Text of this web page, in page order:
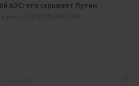
АЭС: что скрывает Путин
2024/7/18/603344/